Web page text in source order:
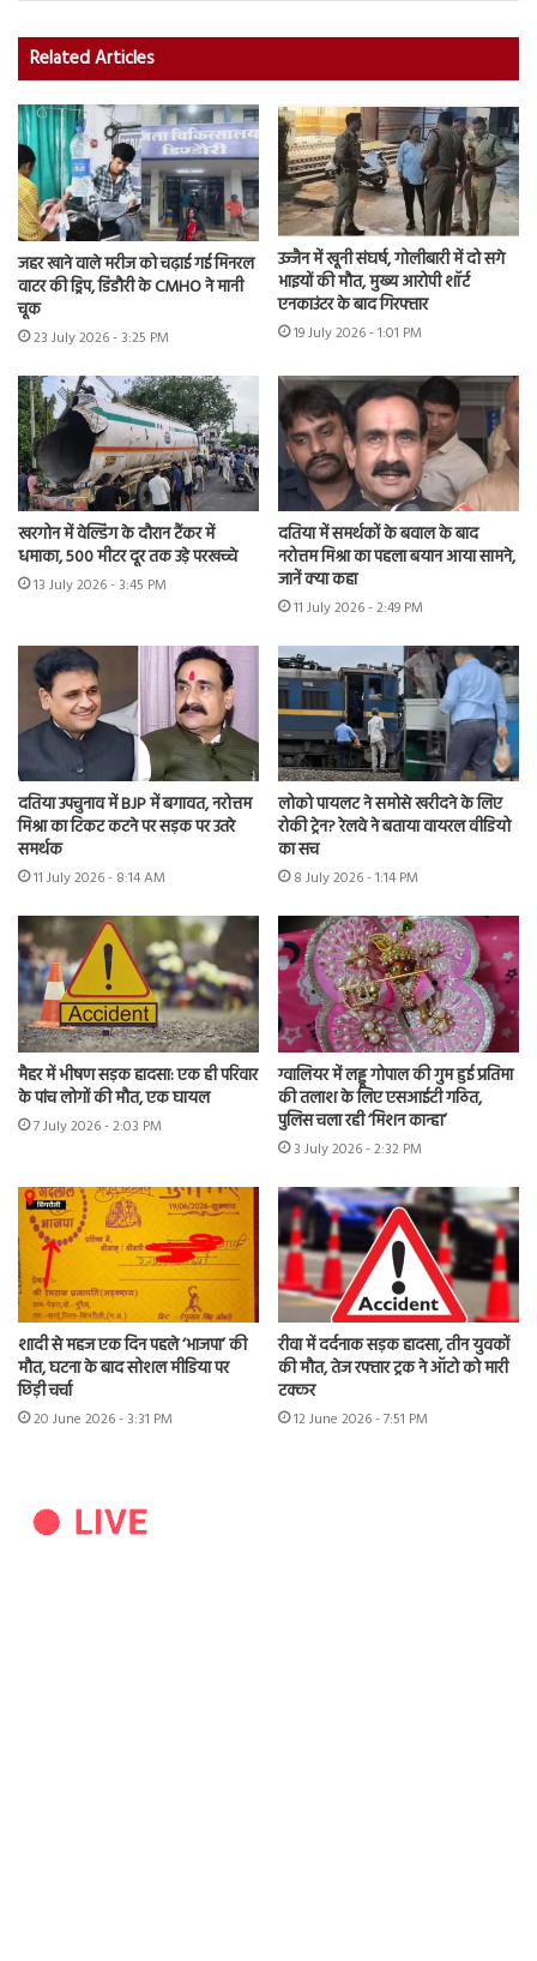
Related Articles
जहर खाने वाले मरीज को चढ़ाई गई मिनरल
वाटर की ड्रिप, डिंडौरी के CMHO ने मानी
चूक
23 July 2026 - 3:25 PM
उज्जैन में खूनी संघर्ष, गोलीबारी में दो सगे
भाइयों की मौत, मुख्य आरोपी शॉर्ट
एनकाउंटर के बाद गिरफ्तार
19 July 2026 - 1:01 PM
खरगोन में वेल्डिंग के दौरान टैंकर में
धमाका, 500 मीटर दूर तक उड़े परखच्चे
13 July 2026 - 3:45 PM
दतिया में समर्थकों के बवाल के बाद
नरोत्तम मिश्रा का पहला बयान आया सामने,
जानें क्या कहा
11 July 2026 - 2:49 PM
दतिया उपचुनाव में BJP में बगावत, नरोत्तम
मिश्रा का टिकट कटने पर सड़क पर उतरे
समर्थक
11 July 2026 - 8:14 AM
लोको पायलट ने समोसे खरीदने के लिए
रोकी ट्रेन? रेलवे ने बताया वायरल वीडियो
का सच
8 July 2026 - 1:14 PM
मैहर में भीषण सड़क हादसा: एक ही परिवार
के पांच लोगों की मौत, एक घायल
7 July 2026 - 2:03 PM
ग्वालियर में लड्डू गोपाल की गुम हुई प्रतिमा
की तलाश के लिए एसआईटी गठित,
पुलिस चला रही ‘मिशन कान्हा’
3 July 2026 - 2:32 PM
शादी से महज एक दिन पहले ‘भाजपा’ की
मौत, घटना के बाद सोशल मीडिया पर
छिड़ी चर्चा
20 June 2026 - 3:31 PM
रीवा में दर्दनाक सड़क हादसा, तीन युवकों
की मौत, तेज रफ्तार ट्रक ने ऑटो को मारी
टक्कर
12 June 2026 - 7:51 PM